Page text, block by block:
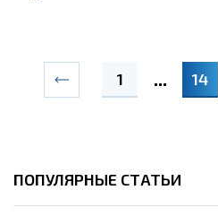
1 14
ПОПУЛЯРНЫЕ СТАТЬИ